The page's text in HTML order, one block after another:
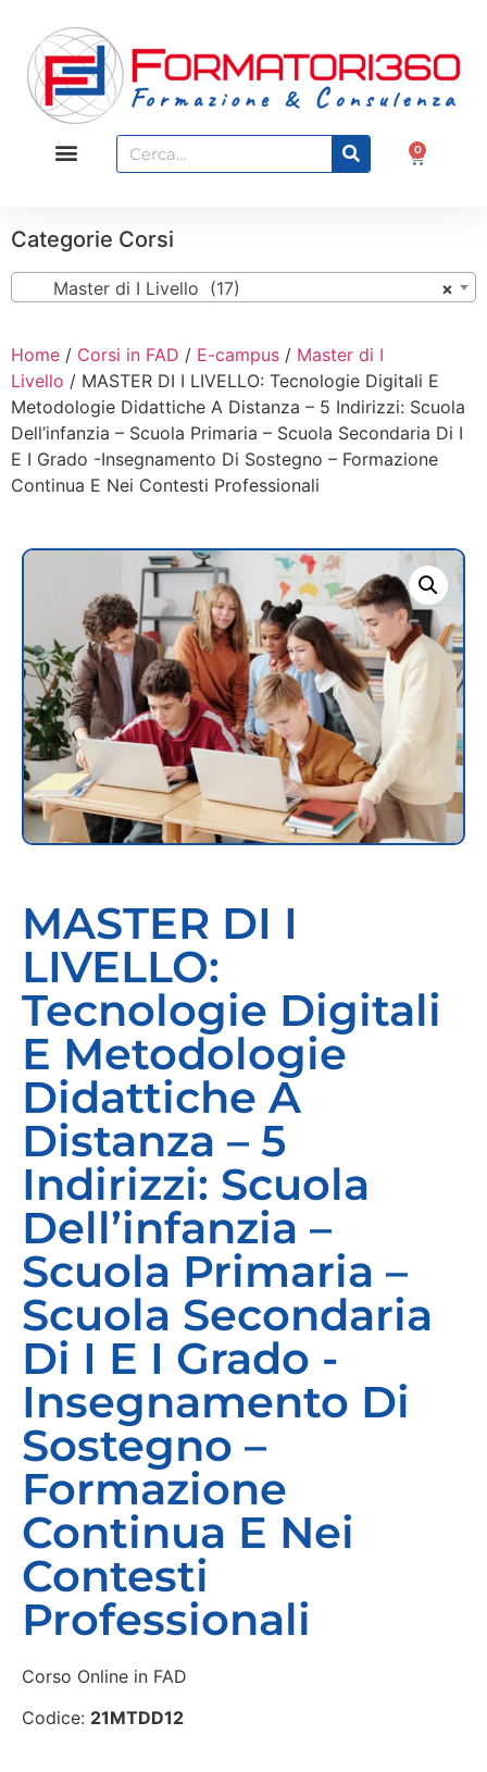
0
Categorie Corsi
×
Master di I Livello (17)
Home / Corsi in FAD / E-campus / Master di I
Livello / MASTER DI I LIVELLO: Tecnologie Digitali E
Metodologie Didattiche A Distanza – 5 Indirizzi: Scuola
Dell’infanzia – Scuola Primaria – Scuola Secondaria Di I
E I Grado -Insegnamento Di Sostegno – Formazione
Continua E Nei Contesti Professionali
MASTER DI I
LIVELLO:
Tecnologie Digitali
E Metodologie
Didattiche A
Distanza – 5
Indirizzi: Scuola
Dell’infanzia –
Scuola Primaria –
Scuola Secondaria
Di I E I Grado -
Insegnamento Di
Sostegno –
Formazione
Continua E Nei
Contesti
Professionali
Corso Online in FAD
Codice: 21MTDD12